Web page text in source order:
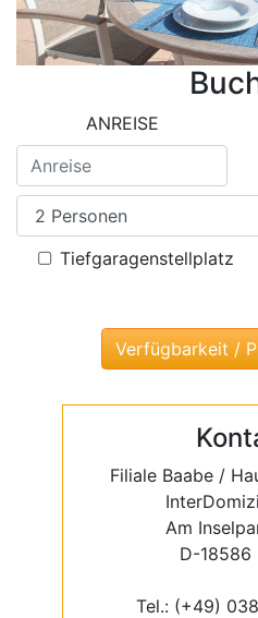
ANREISE
Tiefgaragenstellplatz
Filiale Baabe /
Am
D-18586
Tel.: (+49)